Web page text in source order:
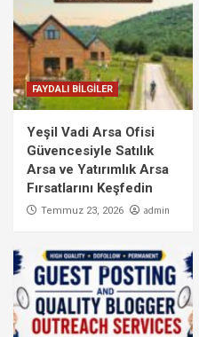
FAYDALI BİLGİLER
Yeşil Vadi Arsa Ofisi
Güvencesiyle Satılık
Arsa ve Yatırımlık Arsa
Fırsatlarını Keşfedin
Temmuz 23, 2026 admin